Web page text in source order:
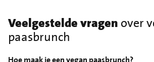
Veelgestelde vragen over
paasbrunch
Hoe maak je een vegan paasbrunch?